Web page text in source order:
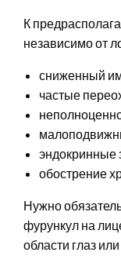
К
независимо от
сниженный
частые
эндокринные
обострение
Нужно
фурункул на
области глаз